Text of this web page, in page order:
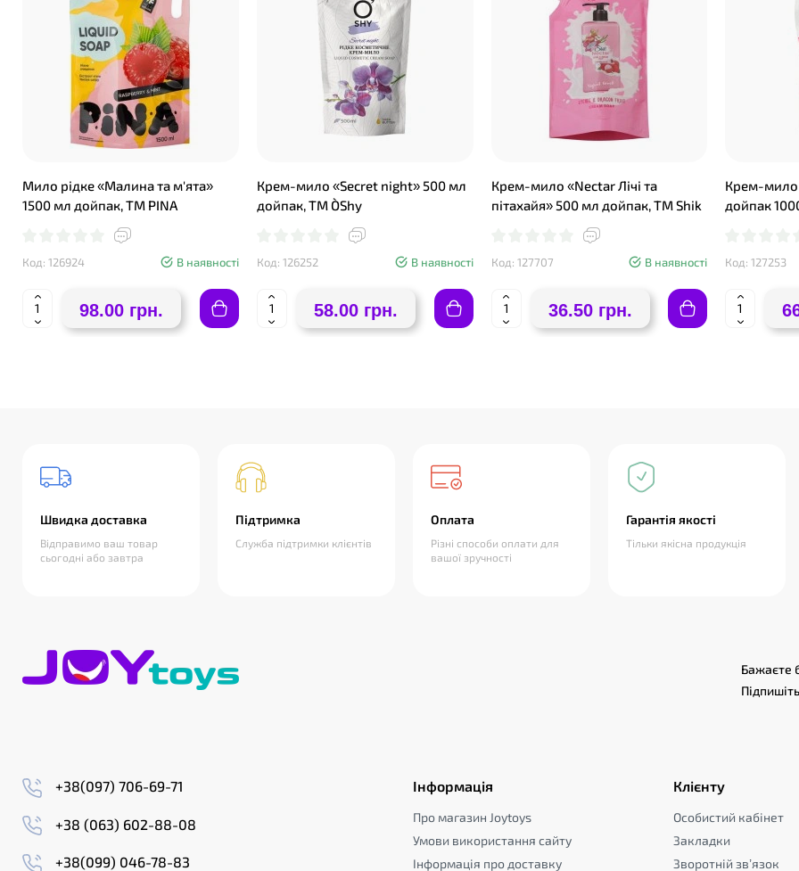
Мило рідке «Малина та м'ята»
1500 мл дойпак, ТМ PINA
Код: 126924 В наявності
98.00 грн.
Крем-мило «Secret night» 500 мл
дойпак, ТМ O`Shy
Код: 126252 В наявності
58.00 грн.
Крем-мило «Nectar Лічі та
пітахайя» 500 мл дойпак, ТМ Shik
Код: 127707 В наявності
36.50 грн.
Крем-мило
дойпак
Код: 127253
Швидка доставка
Відправимо ваш товар
сьогодні або завтра
Підтримка
Служба підтримки клієнтів
Оплата
Різні способи оплати для
вашої зручності
Гарантія якості
Тільки якісна продукція
Бажаєте
+38(097) 706-69-71
+38 (063) 602-88-08
+38(099) 046-78-83
Інформація
Про магазин Joytoys
Умови використання сайту
Інформація про доставку
Клієнту
Особистий кабінет
Закладки
Зворотній зв’язок